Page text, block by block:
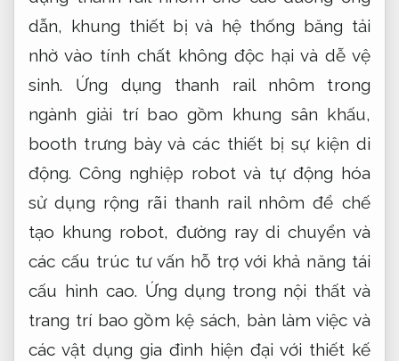
dẫn, khung thiết bị và hệ thống băng tải
nhờ vào tính chất không độc hại và dễ vệ
sinh. Ứng dụng thanh rail nhôm trong
ngành giải trí bao gồm khung sân khấu,
booth trưng bày và các thiết bị sự kiện di
động. Công nghiệp robot và tự động hóa
sử dụng rộng rãi thanh rail nhôm để chế
tạo khung robot, đường ray di chuyển và
các cấu trúc tư vấn hỗ trợ với khả năng tái
cấu hình cao. Ứng dụng trong nội thất và
trang trí bao gồm kệ sách, bàn làm việc và
các vật dụng gia đình hiện đại với thiết kế